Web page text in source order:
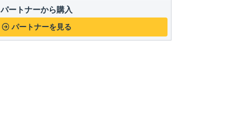
パートナーから購入
パートナーを見る